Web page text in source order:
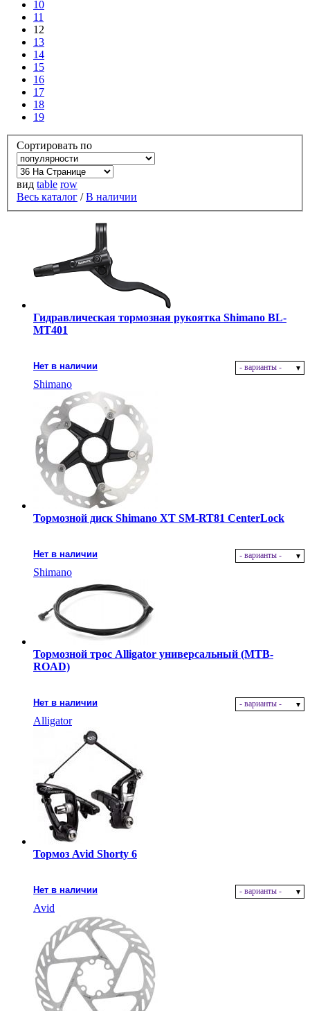
10
11
12
13
14
15
16
17
18
19
Сортировать по
вид table row
Весь каталог /В наличии
Гидравлическая тормозная рукоятка Shimano BL-
MT401
Нет в наличии - варианты -
Shimano
Тормозной диск Shimano XT SM-RT81 CenterLock
Нет в наличии - варианты -
Shimano
Тормозной трос Alligator универсальный (MTB-
ROAD)
Нет в наличии - варианты -
Alligator
Тормоз Avid Shorty 6
Нет в наличии - варианты -
Avid